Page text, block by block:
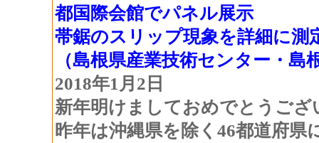
都国際会館でパネル展示
帯鋸のスリップ現象を詳細に測
（島根県産業技術センター・
2018年1月2日
新年明けましておめでとうござ
昨年は沖縄県を除く46都道府